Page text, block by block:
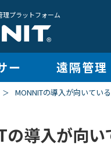
プラットフォーム
ー 遠隔管理
＞ MONNITの導入が向いてい
導入が向い